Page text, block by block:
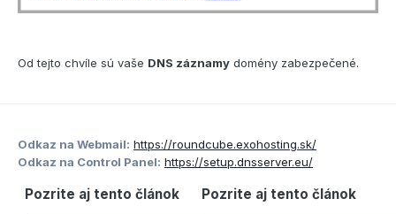
Od tejto chvíle sú vaše DNS záznamy domény zabezpečené.
Odkaz na Webmail: https://roundcube.exohosting.sk/
Odkaz na Control Panel: https://setup.dnsserver.eu/
Pozrite aj tento článok Pozrite aj tento článok